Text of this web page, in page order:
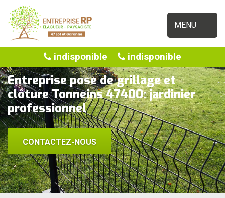
MENU
indisponible indisponible
Entreprise pose de grillage et
clôture Tonneins 47400: jardinier
professionnel
CONTACTEZ-NOUS